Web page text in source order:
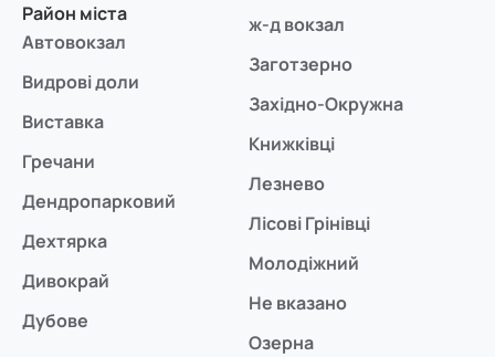
Район міста
Автовокзал
Видрові доли
Виставка
Гречани
Дендропарковий
Дехтярка
Дивокрай
Дубове
ж-д вокзал
Заготзерно
Західно-Окружна
Книжківці
Лезнево
Лісові Грінівці
Молодіжний
Не вказано
Озерна